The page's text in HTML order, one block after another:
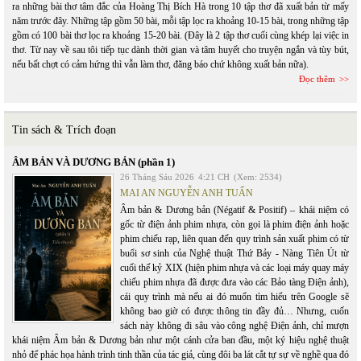
ra những bài thơ tâm đắc của Hoàng Thị Bích Hà trong 10 tập thơ đã xuất bản từ mấy
năm trước đây. Những tập gồm 50 bài, mỗi tập lọc ra khoảng 10-15 bài, trong những tập
gồm có 100 bài thơ lọc ra khoảng 15-20 bài. (Đây là 2 tập thơ cuối cùng khép lại việc in
thơ. Từ nay về sau tôi tiếp tục dành thời gian và tâm huyết cho truyện ngắn và tùy bút,
nếu bất chợt có cảm hứng thì vẫn làm thơ, đăng báo chứ không xuất bản nữa).
Đọc thêm
Tin sách & Trích đoạn
ÂM BẢN VÀ DƯƠNG BẢN (phần 1)
26 Tháng Sáu 2026 4:21 CH (Xem: 2534)
MAI AN NGUYỄN ANH TUẤN
Âm bản & Dương bản (Négatif & Positif) – khái niệm có
gốc từ điện ảnh phim nhựa, còn gọi là phim điện ảnh hoặc
phim chiếu rạp, liên quan đến quy trình sản xuất phim có từ
buổi sơ sinh của Nghệ thuật Thứ Bảy - Nàng Tiên Út từ
cuối thế kỷ XIX (hiện phim nhựa và các loại máy quay máy
chiếu phim nhựa đã được đưa vào các Bảo tàng Điện ảnh),
cái quy trình mà nếu ai đó muốn tìm hiểu trên Google sẽ
không bao giờ có được thông tin đầy đủ… Nhưng, cuốn
sách này không đi sâu vào công nghệ Điện ảnh, chỉ mượn
khái niệm Âm bản & Dương bản như một cánh cửa ban đầu, một ký hiệu nghệ thuật
nhỏ để phác họa hành trình tinh thần của tác giả, cùng đôi ba lát cắt tự sự về nghề qua đó